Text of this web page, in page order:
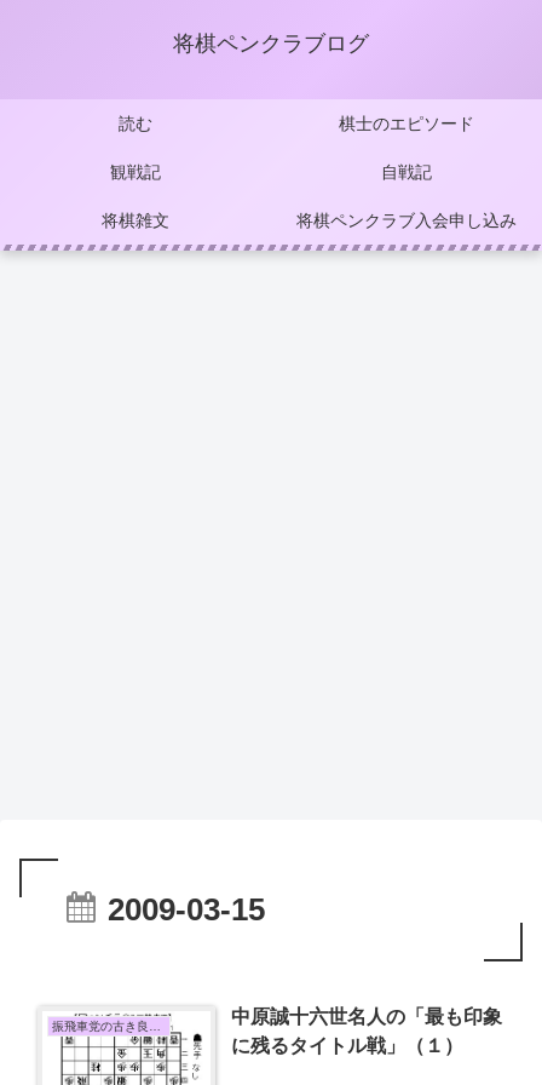
将棋ペンクラブログ
読む 棋士のエピソード
観戦記 自戦記
将棋雑文 将棋ペンクラブ入会申し込み
2009-03-15
中原誠十六世名人の「最も印象
に残るタイトル戦」（１）